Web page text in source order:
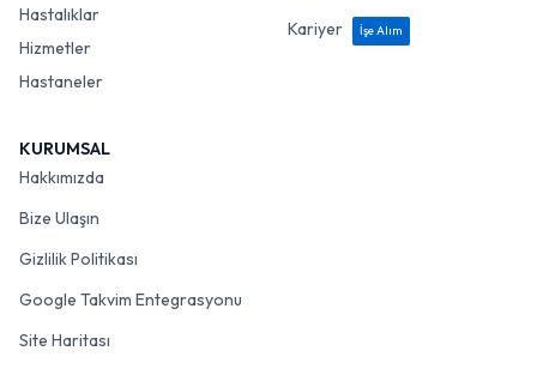
Hastalıklar
Hizmetler
Hastaneler
Kariyer
İşe Alım
KURUMSAL
Hakkımızda
Bize Ulaşın
Gizlilik Politikası
Google Takvim Entegrasyonu
Site Haritası